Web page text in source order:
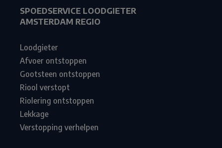
SPOEDSERVICE LOODGIETER
AMSTERDAM REGIO
Loodgieter
Afvoer ontstoppen
Gootsteen ontstoppen
Riool verstopt
Riolering ontstoppen
Lekkage
Verstopping verhelpen